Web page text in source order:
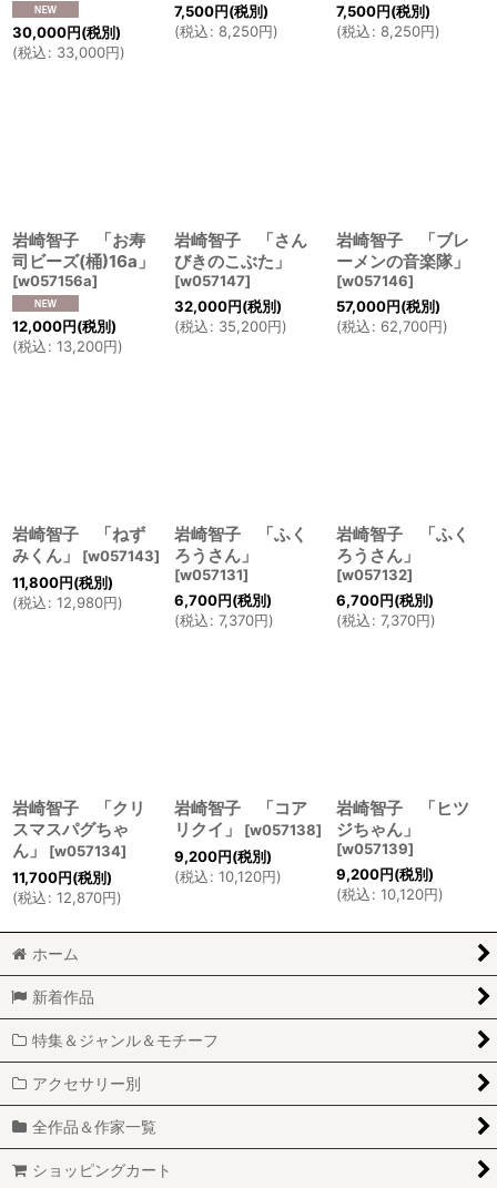
30,000円(税別)
(税込: 33,000円)
7,500円(税別)
(税込: 8,250円)
7,500円(税別)
(税込: 8,250円)
岩崎智子 「お寿
司ビーズ(桶)16a」
[w057156a]
12,000円(税別)
(税込: 13,200円)
岩崎智子 「さん
びきのこぶた」
[w057147]
32,000円(税別)
(税込: 35,200円)
岩崎智子 「ブレ
ーメンの音楽隊」
[w057146]
57,000円(税別)
(税込: 62,700円)
岩崎智子 「ねず
みくん」
[w057143]
11,800円(税別)
(税込: 12,980円)
岩崎智子 「ふく
ろうさん」
[w057131]
6,700円(税別)
(税込: 7,370円)
岩崎智子 「ふく
ろうさん」
[w057132]
6,700円(税別)
(税込: 7,370円)
岩崎智子 「クリ
スマスパグちゃ
ん」
[w057134]
11,700円(税別)
(税込: 12,870円)
岩崎智子 「コア
リクイ」
[w057138]
9,200円(税別)
(税込: 10,120円)
岩崎智子 「ヒツ
ジちゃん」
[w057139]
9,200円(税別)
(税込: 10,120円)
ホーム
新着作品
特集＆ジャンル＆モチーフ
アクセサリー別
全作品＆作家一覧
ショッピングカート